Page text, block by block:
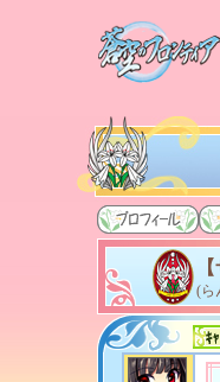
(ら